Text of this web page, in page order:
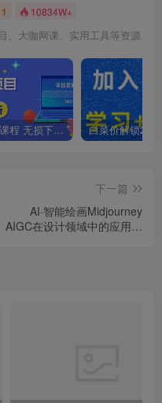
1 10834W+
、大咖网课、实用工具等资源
全网VIP课程 无损下载~.~
下一篇
AI·智能绘画Midjourney
AIGC在设计领域中的应用从